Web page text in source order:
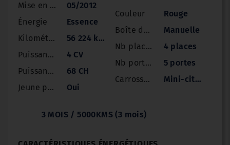
Mise en circulation
05/2012
Énergie
Essence
Kilométrage
56 224 km
Puissance
4 CV
Puissance réelle
68 CH
Jeune permis
Oui
Couleur
Rouge
Boîte de vitesse
Manuelle
Nb places
4 places
Nb portes
5 portes
Carrosserie
Mini-citadines
3 MOIS / 5000KMS (3 mois)